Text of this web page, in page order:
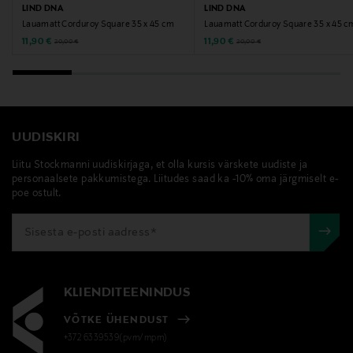
klaasialus, lauakate, nahk, taaskasutatud nahk, Lind
LIND DNA
Lauamatt Corduroy Square 35 x 45 cm
Discounted Price
11,90 € Original Price
20,00 €
LIND DNA
Lauamatt Corduroy Square 35 x 45
Discounted Price
11,90 € Original Price
20,00 €
UUDISKIRI
Liitu Stockmanni uudiskirjaga, et olla kursis värskete uudiste ja
personaalsete pakkumistega. Liitudes saad ka -10% oma järgmiselt e-
poe ostult.
KLIENDITEENINDUS
VÕTKE ÜHENDUST
+372 6339539(pvm/mpm)